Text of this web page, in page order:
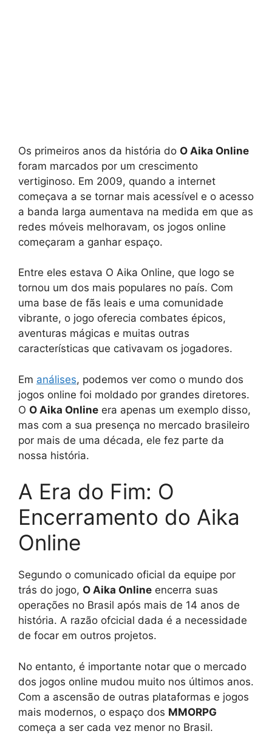
Os primeiros anos da história do O Aika Online
foram marcados por um crescimento
vertiginoso. Em 2009, quando a internet
começava a se tornar mais acessível e o acesso
a banda larga aumentava na medida em que as
redes móveis melhoravam, os jogos online
começaram a ganhar espaço.
Entre eles estava O Aika Online, que logo se
tornou um dos mais populares no país. Com
uma base de fãs leais e uma comunidade
vibrante, o jogo oferecia combates épicos,
aventuras mágicas e muitas outras
características que cativavam os jogadores.
Em análises, podemos ver como o mundo dos
jogos online foi moldado por grandes diretores.
O O Aika Online era apenas um exemplo disso,
mas com a sua presença no mercado brasileiro
por mais de uma década, ele fez parte da
nossa história.
A Era do Fim: O
Encerramento do Aika
Online
Segundo o comunicado oficial da equipe por
trás do jogo, O Aika Online encerra suas
operações no Brasil após mais de 14 anos de
história. A razão ofcicial dada é a necessidade
de focar em outros projetos.
No entanto, é importante notar que o mercado
dos jogos online mudou muito nos últimos anos.
Com a ascensão de outras plataformas e jogos
mais modernos, o espaço dos MMORPG
começa a ser cada vez menor no Brasil.